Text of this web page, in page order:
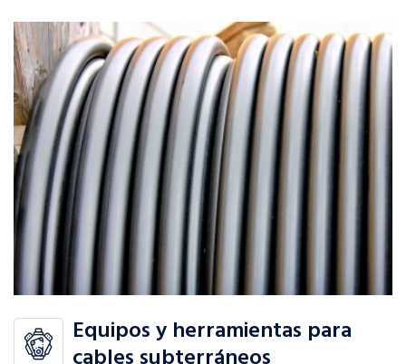
Equipos y herramientas para